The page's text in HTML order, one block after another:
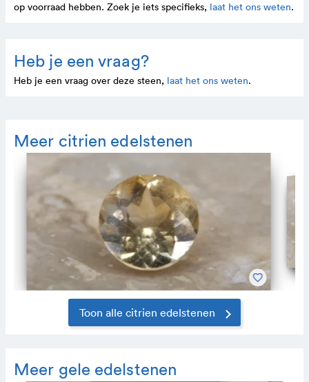
op voor­raad hebben. Zoek je iets speci­fieks, laat het ons weten.
Heb je een vraag?
Heb je een vraag over deze steen, laat het ons weten.
Meer citrien edelstenen
Toon alle citrien edelstenen
Meer gele edelstenen